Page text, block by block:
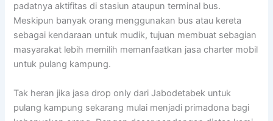
padatnya aktifitas di stasiun ataupun terminal bus.
Meskipun banyak orang menggunakan bus atau kereta
sebagai kendaraan untuk mudik, tujuan membuat sebagian
masyarakat lebih memilih memanfaatkan jasa charter mobil
untuk pulang kampung.
Tak heran jika jasa drop only dari Jabodetabek untuk
pulang kampung sekarang mulai menjadi primadona bagi